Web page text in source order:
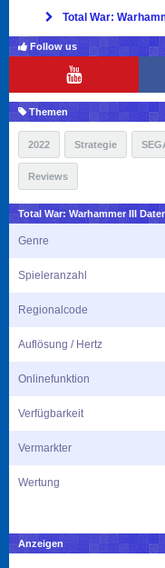
Total War:
Follow us
Themen
2022 Strategie
Reviews
Total War: Warhammer III
Genre
Spieleranzahl
Regionalcode
Auflösung / Hertz
Onlinefunktion
Verfügbarkeit
Vermarkter
Wertung
Anzeigen